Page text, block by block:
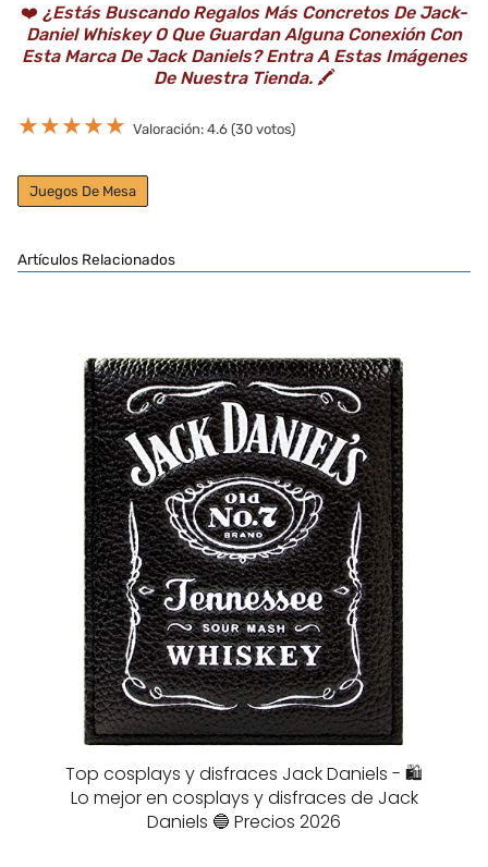
❤️ ¿Estás Buscando Regalos Más Concretos De Jack-
Daniel Whiskey O Que Guardan Alguna Conexión Con
Esta Marca De Jack Daniels? Entra A Estas Imágenes
De Nuestra Tienda.🖍️
★★★★★ Valoración: 4.6 (30 votos)
Juegos De Mesa
Artículos Relacionados
Top cosplays y disfraces Jack Daniels - 🛍️
Lo mejor en cosplays y disfraces de Jack
Daniels 🔵 Precios 2026